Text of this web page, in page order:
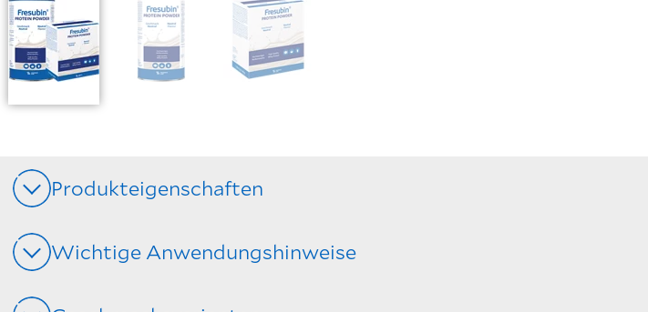
Produkteigenschaften
Wichtige Anwendungshinweise